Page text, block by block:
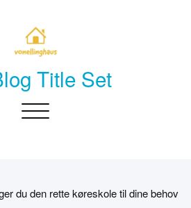
Title Set
Toggle
du den rette køreskole til dine behov